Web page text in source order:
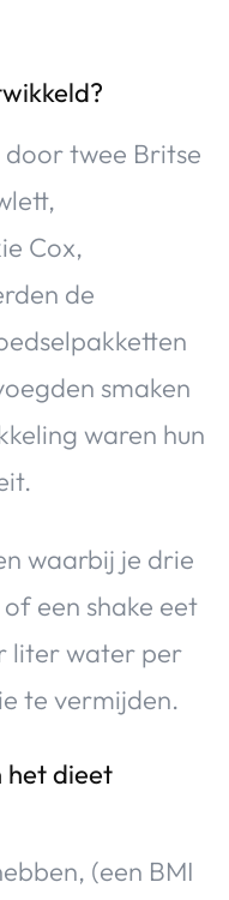
twee Britse
Cox,
de
smaken
waren hun
waarbij je drie
een shake eet
liter water per
te vermijden.
het dieet
(een BMI